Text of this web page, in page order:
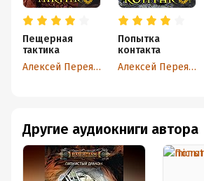
Пещерная
тактика
Алексей Переяславцев
Попытка
контакта
Алексей Переяславцев
Другие аудиокниги автора